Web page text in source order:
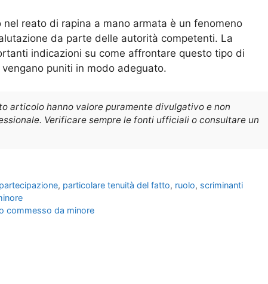
reato di rapina a mano armata è un fenomeno
da parte delle autorità competenti. La
indicazioni su come affrontare questo tipo di
puniti in modo adeguato.
articolo hanno valore puramente divulgativo e non
Verificare sempre le fonti ufficiali o consultare un
partecipazione, particolare tenuità del fatto, ruolo, scriminanti
commesso da minore